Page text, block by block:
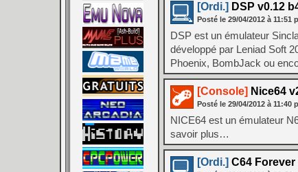
[Ordi.] DSP v0.12
Posté le 29/04/2012 à 11:51
DSP est un émulateur
développé par Leniad Soft
Phoenix, BombJack ou
[Console] Nice64
Posté le 29/04/2012 à 11:40
NICE64 est un émulateur
savoir plus…
[Ordi.] C64 Forever